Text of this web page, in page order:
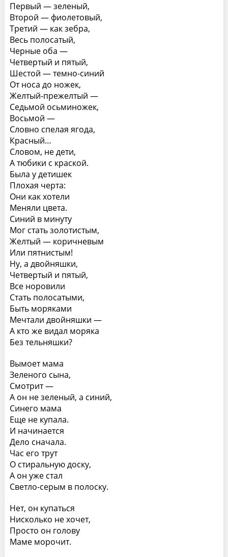
Первый — зеленый,
Второй — фиолетовый,
Третий — как зебра,
Весь полосатый,
Черные оба —
Четвертый и пятый,
Шестой — темно-синий
От носа до ножек,
Желтый-прежелтый —
Седьмой осьминожек,
Восьмой —
Словно спелая ягода,
Красный…
Словом, не дети,
А тюбики с краской.
Была у детишек
Плохая черта:
Они как хотели
Меняли цвета.
Синий в минуту
Мог стать золотистым,
Желтый — коричневым
Или пятнистым!
Ну, а двойняшки,
Четвертый и пятый,
Все норовили
Стать полосатыми,
Быть моряками
Мечтали двойняшки —
А кто же видал моряка
Без тельняшки?
Вымоет мама
Зеленого сына,
Смотрит —
А он не зеленый, а синий,
Синего мама
Еще не купала.
И начинается
Дело сначала.
Час его трут
О стиральную доску,
А он уже стал
Светло-серым в полоску.
Нет, он купаться
Нисколько не хочет,
Просто он голову
Маме морочит.